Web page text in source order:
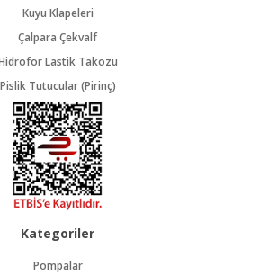
Kuyu Klapeleri
Çalpara Çekvalf
Lastik Takozu
Pislik Tutucular (Pirinç)
Kategoriler
Pompalar